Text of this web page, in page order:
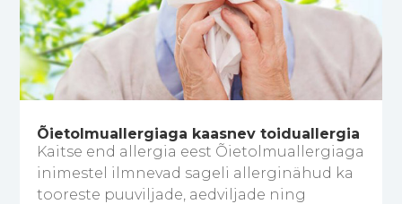
Õietolmuallergiaga kaasnev toiduallergia
Kaitse end allergia eest Õietolmuallergiaga
inimestel ilmnevad sageli allerginähud ka
tooreste puuviljade, aedviljade ning